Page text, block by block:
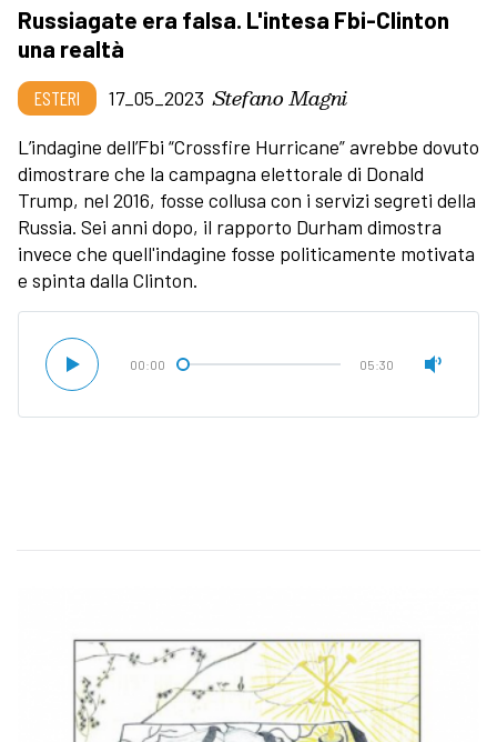
Russiagate era falsa. L'intesa Fbi-Clinton
una realtà
ESTERI 17_05_2023 Stefano Magni
L’indagine dell’Fbi “Crossfire Hurricane” avrebbe dovuto
dimostrare che la campagna elettorale di Donald
Trump, nel 2016, fosse collusa con i servizi segreti della
Russia. Sei anni dopo, il rapporto Durham dimostra
invece che quell'indagine fosse politicamente motivata
e spinta dalla Clinton.
00:00 05:30